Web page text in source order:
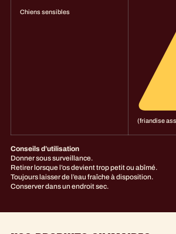
Chiens sensibles
(friandise
Conseils d’utilisation
Donner sous surveillance.
Retirer lorsque l’os devient trop petit ou abîmé.
Toujours laisser de l’eau fraîche à disposition.
Conserver dans un endroit sec.